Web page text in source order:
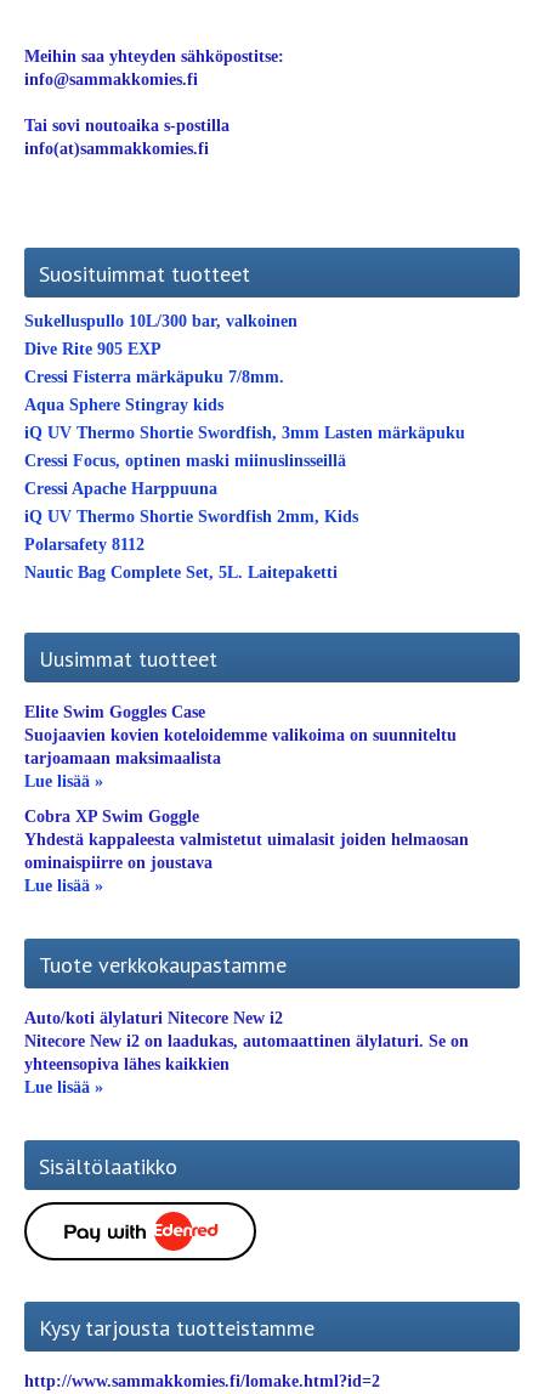
Meihin saa yhteyden sähköpostitse:
info@sammakkomies.fi
Tai sovi noutoaika s-postilla
info(at)sammakkomies.fi
Suosituimmat tuotteet
Sukelluspullo 10L/300 bar, valkoinen
Dive Rite 905 EXP
Cressi Fisterra märkäpuku 7/8mm.
Aqua Sphere Stingray kids
iQ UV Thermo Shortie Swordfish, 3mm Lasten märkäpuku
Cressi Focus, optinen maski miinuslinsseillä
Cressi Apache Harppuuna
iQ UV Thermo Shortie Swordfish 2mm, Kids
Polarsafety 8112
Nautic Bag Complete Set, 5L. Laitepaketti
Uusimmat tuotteet
Elite Swim Goggles Case
Suojaavien kovien koteloidemme valikoima on suunniteltu
tarjoamaan maksimaalista
Lue lisää »
Cobra XP Swim Goggle
Yhdestä kappaleesta valmistetut uimalasit joiden helmaosan
ominaispiirre on joustava
Lue lisää »
Tuote verkkokaupastamme
Auto/koti älylaturi Nitecore New i2
Nitecore New i2 on laadukas, automaattinen älylaturi. Se on
yhteensopiva lähes kaikkien
Lue lisää »
Sisältölaatikko
Kysy tarjousta tuotteistamme
http://www.sammakkomies.fi/lomake.html?id=2